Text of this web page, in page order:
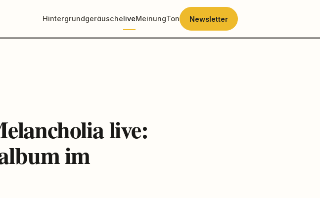
HintergrundgeräuscheliveMeinungTon Newsletter
live:
im